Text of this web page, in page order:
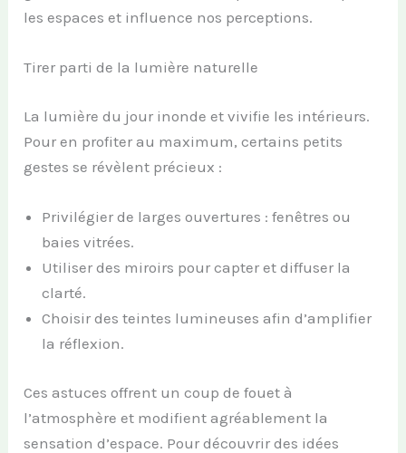
les espaces et influence nos perceptions.
Tirer parti de la lumière naturelle
La lumière du jour inonde et vivifie les intérieurs.
Pour en profiter au maximum, certains petits
gestes se révèlent précieux :
Privilégier de larges ouvertures : fenêtres ou
baies vitrées.
Utiliser des miroirs pour capter et diffuser la
clarté.
Choisir des teintes lumineuses afin d’amplifier
la réflexion.
Ces astuces offrent un coup de fouet à
l’atmosphère et modifient agréablement la
sensation d’espace. Pour découvrir des idées